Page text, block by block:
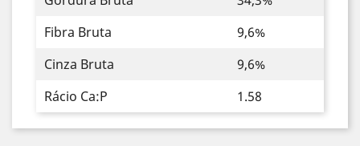
Fibra Bruta
9,6%
Cinza Bruta
9,6%
Rácio Ca:P
1.58